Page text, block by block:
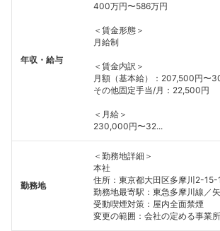
年収・給与
400万円〜586万円
＜賃金形態＞
月給制
＜賃金内訳＞
月額（基本給）：207,500円〜
その他固定手当/月：22,500円
＜月給＞
230,000円〜32...
勤務地
＜勤務地詳細＞
本社
住所：東京都大田区多摩川2-15-
勤務地最寄駅：東急多摩川線／
受動喫煙対策：屋内全面禁煙
変更の範囲：会社の定める事業所